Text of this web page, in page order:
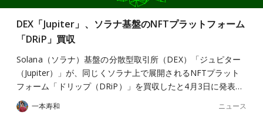
DEX「Jupiter」、ソラナ基盤のNFTプラットフォーム
「DRiP」買収
Solana（ソラナ）基盤の分散型取引所（DEX）「ジュピター
（Jupiter）」が、同じくソラナ上で展開されるNFTプラット
フォーム「ドリップ（DRiP）」を買収したと4月3日に発表…
一本寿和 ニュース